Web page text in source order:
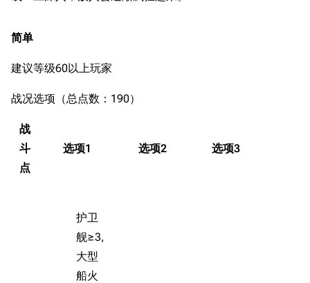
简单
建议等级60以上玩家
战况选项（总点数：190）
战
斗
点
选项1 选项2 选项3
护卫
舰≥3,
大型
船火